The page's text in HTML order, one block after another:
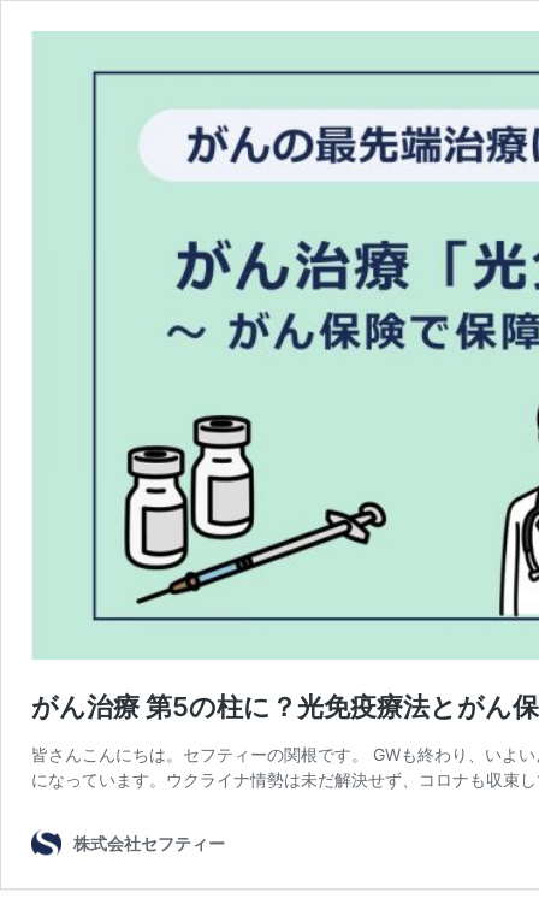
がん治療 第5の柱に？光免疫療法とがん
皆さんこんにちは。セフティーの関根です。 GWも終わり、いよ
になっています。ウクライナ情勢は未だ解決せず、コロナも収束
株式会社セフティー